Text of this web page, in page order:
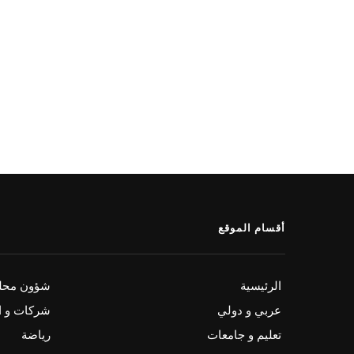
أقسام الموقع
الرئيسية
شؤون
عربي و دولي
شركات و
تعليم و جامعات
رياضة